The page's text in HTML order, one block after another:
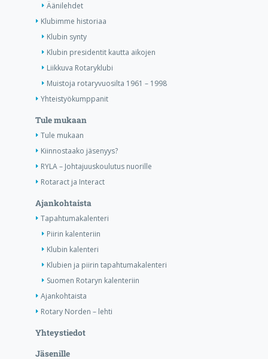
Äänilehdet
Klubimme historiaa
Klubin synty
Klubin presidentit kautta aikojen
Liikkuva Rotaryklubi
Muistoja rotaryvuosilta 1961 – 1998
Yhteistyökumppanit
Tule mukaan
Tule mukaan
Kiinnostaako jäsenyys?
RYLA – Johtajuuskoulutus nuorille
Rotaract ja Interact
Ajankohtaista
Tapahtumakalenteri
Piirin kalenteriin
Klubin kalenteri
Klubien ja piirin tapahtumakalenteri
Suomen Rotaryn kalenteriin
Ajankohtaista
Rotary Norden – lehti
Yhteystiedot
Jäsenille